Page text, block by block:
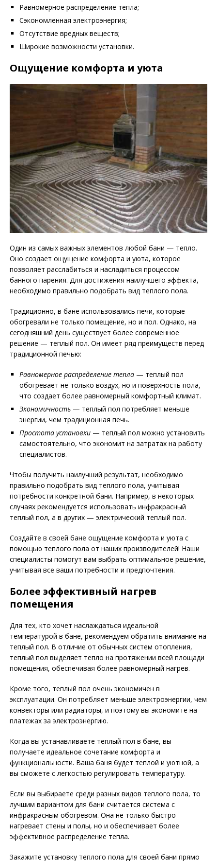
Равномерное распределение тепла;
Сэкономленная электроэнергия;
Отсутствие вредных веществ;
Широкие возможности установки.
Ощущение комфорта и уюта
Один из самых важных элементов любой бани — тепло.
Оно создает ощущение комфорта и уюта, которое
позволяет расслабиться и насладиться процессом
банного парения. Для достижения наилучшего эффекта,
необходимо правильно подобрать вид теплого пола.
Традиционно, в бане использовались печи, которые
обогревали не только помещение, но и пол. Однако, на
сегодняшний день существует более современное
решение — теплый пол. Он имеет ряд преимуществ перед
традиционной печью:
Равномерное распределение тепла — теплый пол
обогревает не только воздух, но и поверхность пола,
что создает более равномерный комфортный климат.
Экономичность — теплый пол потребляет меньше
энергии, чем традиционная печь.
Простота установки — теплый пол можно установить
самостоятельно, что экономит на затратах на работу
специалистов.
Чтобы получить наилучший результат, необходимо
правильно подобрать вид теплого пола, учитывая
потребности конкретной бани. Например, в некоторых
случаях рекомендуется использовать инфракрасный
теплый пол, а в других — электрический теплый пол.
Создайте в своей бане ощущение комфорта и уюта с
помощью теплого пола от наших производителей! Наши
специалисты помогут вам выбрать оптимальное решение,
учитывая все ваши потребности и предпочтения.
Более эффективный нагрев
помещения
Для тех, кто хочет наслаждаться идеальной
температурой в бане, рекомендуем обратить внимание на
теплый пол. В отличие от обычных систем отопления,
теплый пол выделяет тепло на протяжении всей площади
помещения, обеспечивая более равномерный нагрев.
Кроме того, теплый пол очень экономичен в
эксплуатации. Он потребляет меньше электроэнергии, чем
конвекторы или радиаторы, и поэтому вы экономите на
платежах за электроэнергию.
Когда вы устанавливаете теплый пол в бане, вы
получаете идеальное сочетание комфорта и
функциональности. Ваша баня будет теплой и уютной, а
вы сможете с легкостью регулировать температуру.
Если вы выбираете среди разных видов теплого пола, то
лучшим вариантом для бани считается система с
инфракрасным обогревом. Она не только быстро
нагревает стены и полы, но и обеспечивает более
эффективное распределение тепла.
Закажите установку теплого пола для своей бани прямо